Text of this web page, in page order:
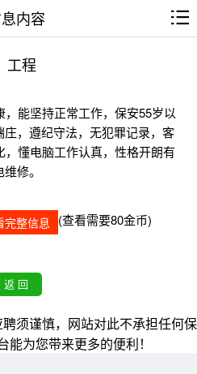
内容
工程
能坚持正常工作，保安55岁以
，遵纪守法，无犯罪记录，客
懂电脑工作认真，性格开朗有
修。
完整信息 (查看需要80金币)
须谨慎，网站对此不承担任何保
为您带来更多的便利！